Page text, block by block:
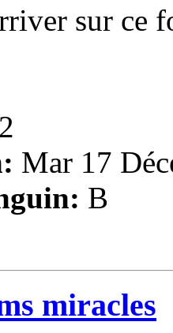
sur ce
2
Mar 17
B
miracles